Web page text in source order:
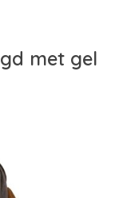
met gel